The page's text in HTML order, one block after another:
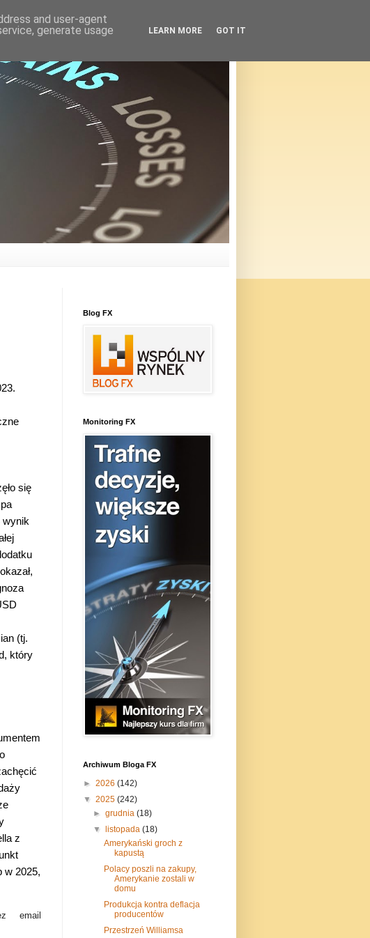
się
wynik
(tj.
który
z
w 2025,
email
Blog FX
Monitoring FX
Archiwum Bloga FX
► 2026 (142)
▼ 2025 (242)
►grudnia(18)
▼listopada(18)
Amerykański groch z
kapustą
Polacy poszli na zakupy,
Amerykanie zostali w
domu
Produkcja kontra deflacja
producentów
Przestrzeń Williamsa
and user-agent
generate usage
LEARN MORE GOT IT